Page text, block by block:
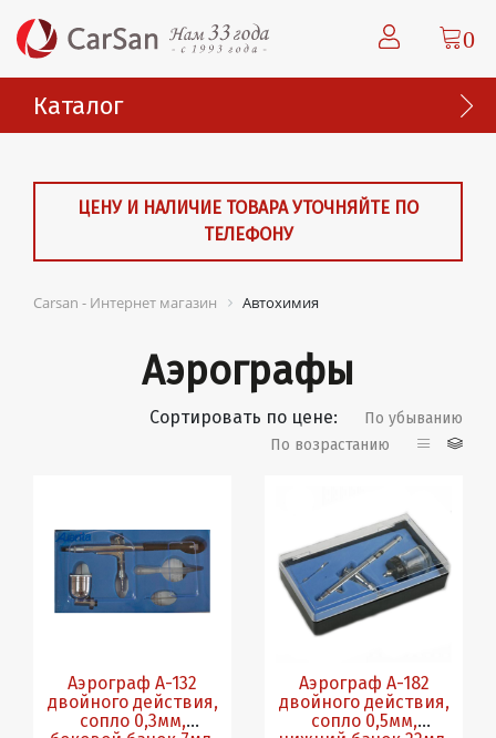
0
Каталог
ЦЕНУ И НАЛИЧИЕ ТОВАРА УТОЧНЯЙТЕ ПО
ТЕЛЕФОНУ
Carsan - Интернет магазин Автохимия
Аэрографы
Сортировать по цене:
По убыванию
По возрастанию
Аэрограф A-132
двойного действия,
сопло 0,3мм,
Аэрограф A-182
двойного действия,
сопло 0,5мм,